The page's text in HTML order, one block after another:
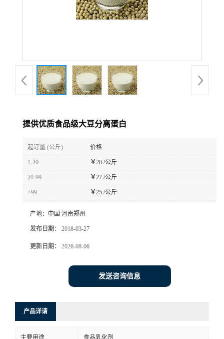
提供优质食品级大豆分离蛋白
起订量 (公斤) 价格
1-20 ￥28 /公斤
20-99 ￥27 /公斤
≥99 ￥25 /公斤
产地： 中国 河南郑州
发布日期： 2018-03-27
更新日期： 2026-08-06
发送咨询信息
产品详请
主要用途 食品乳化剂